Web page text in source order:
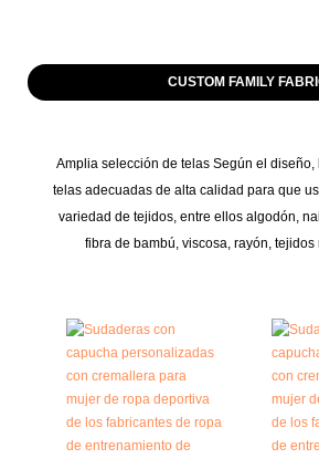
CUSTOM FAMILY
Amplia selección de telas Según el
telas adecuadas de alta calidad para que
variedad de tejidos, entre ellos algodón,
fibra de bambú, viscosa, rayón, tejidos